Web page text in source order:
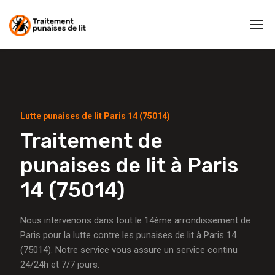
Lutte punaises de lit Paris 14 (75014)
Traitement de
punaises de lit à Paris
14 (75014)
Nous intervenons dans tout le 14ème arrondissement de
Paris pour la lutte contre les punaises de lit à Paris 14
(75014). Notre service vous assure un service continu
24/24h et 7/7 jours.